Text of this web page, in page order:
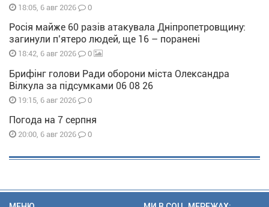
18:05, 6 авг 2026 0
Росія майже 60 разів атакувала Дніпропетровщину:
загинули п’ятеро людей, ще 16 – поранені
18:42, 6 авг 2026 0
Брифінг голови Ради оборони міста Олександра
Вілкула за підсумками 06 08 26
19:15, 6 авг 2026 0
Погода на 7 серпня
20:00, 6 авг 2026 0